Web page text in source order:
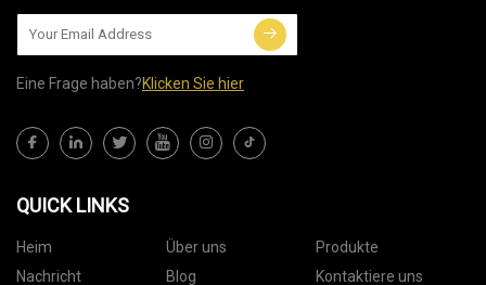
Eine Frage haben?Klicken Sie hier
QUICK LINKS
Heim Über uns
Produkte
Nachricht
Blog
Kontaktiere uns